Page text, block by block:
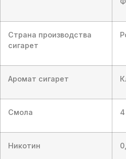
Страна производства
сигарет
Аромат сигарет
Смола
Никотин